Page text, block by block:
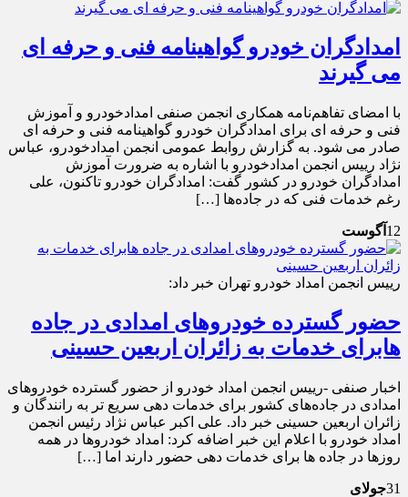
امدادگران خودرو گواهینامه فنی و حرفه ای
می گیرند
با امضای تفاهم‌نامه همکاری انجمن صنفی امدادخودرو و آموزش
فنی و حرفه ای برای امدادگران خودرو گواهینامه فنی و حرفه ای
صادر می شود. به گزارش روابط عمومی انجمن امدادخودرو، عباس
نژاد رییس انجمن امدادخودرو با اشاره به ضرورت آموزش
امدادگران خودرو در کشور گفت: امدادگران خودرو تاکنون، علی
رغم خدمات فنی که در جاده‌ها […]
12 آگوست
رییس انجمن امداد خودرو تهران خبر داد:
حضور گسترده خودروهای امدادی در جاده
هابرای خدمات به زائران اربعین حسینی
اخبار صنفی -رییس انجمن امداد خودرو از حضور گسترده خودروهای
امدادی در جاده‌های کشور برای خدمات دهی سریع تر به رانندگان و
زائران اربعین حسینی خبر داد. علی اکبر عباس نژاد رئیس انجمن
امداد خودرو با اعلام این خبر اضافه کرد: امداد خودروها در همه
روزها در جاده ها برای خدمات دهی حضور دارند اما […]
31جولای